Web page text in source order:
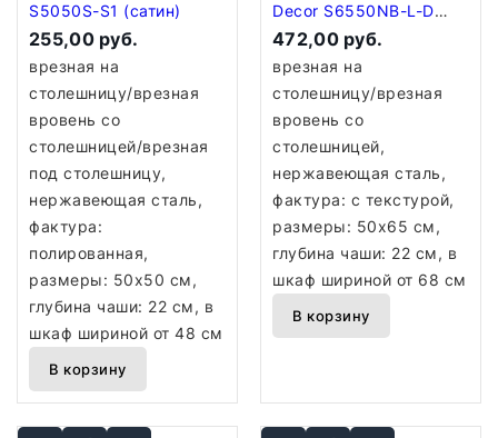
S5050S-S1 (сатин)
255,00 руб.
врезная на
столешницу/врезная
вровень со
столешницей/врезная
под столешницу,
нержавеющая сталь,
фактура:
полированная,
размеры: 50x50 см,
глубина чаши: 22 см, в
шкаф шириной от 48 см
В корзину
Decor S6550NB-L-D
(нано черный)
472,00 руб.
врезная на
столешницу/врезная
вровень со
столешницей,
нержавеющая сталь,
фактура: с текстурой,
размеры: 50x65 см,
глубина чаши: 22 см, в
шкаф шириной от 68 см
В корзину